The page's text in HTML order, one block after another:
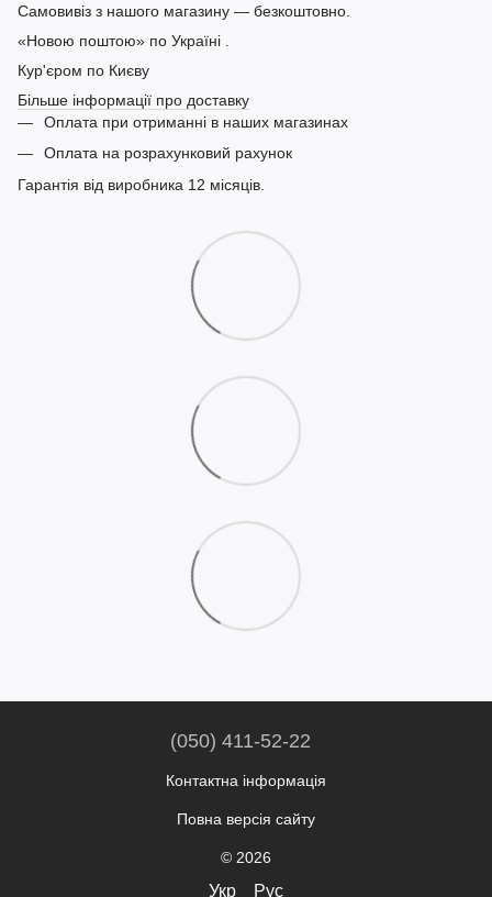
Самовивіз з нашого магазину — безкоштовно.
«Новою поштою» по Україні .
Кур'єром по Києву
Більше інформації про доставку
Оплата при отриманні в наших магазинах
Оплата на розрахунковий рахунок
Гарантія від виробника 12 місяців.
(050) 411-52-22
Контактна інформація
Повна версія сайту
© 2026
Укр Рус